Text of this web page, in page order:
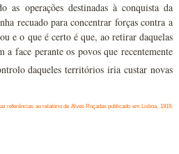
as operações destinadas à conquista da
recuado para concentrar forças contra a
e o que é certo é que, ao retirar daquelas
a face perante os povos que recentemente
daqueles territórios iria custar novas
referências ao relatório de Alves Roçadas publicado em Lisboa, 1919,